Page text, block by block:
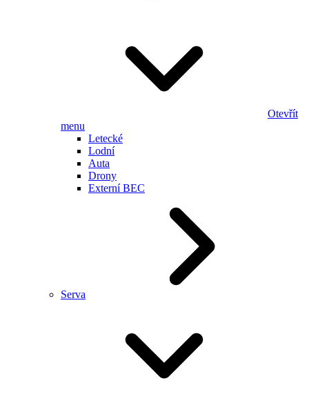
Otevřít
menu
Letecké
Lodní
Auta
Drony
Externí BEC
Serva